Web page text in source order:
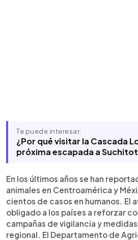
Te puede interesar:
¿Por qué visitar la Cascada
próxima escapada a
En los últimos años se han
animales en Centroamérica y
cientos de casos en humanos. El
obligado a los países a reforzar
campañas de vigilancia y
regional. El Departamento de